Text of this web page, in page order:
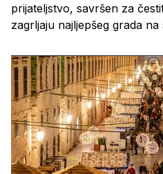
prijateljstvo, savršen za
zagrljaju najljepšeg grada na